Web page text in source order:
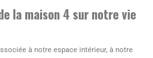
la maison 4 sur notre vie
à notre espace intérieur, à notre